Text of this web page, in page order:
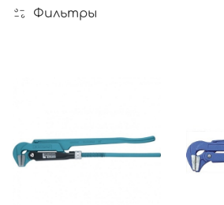
Фильтры